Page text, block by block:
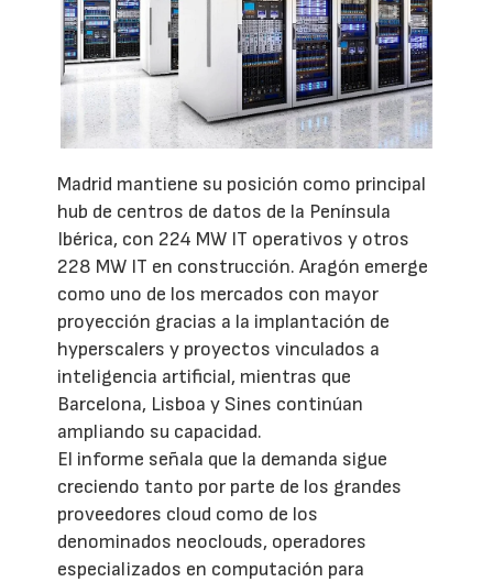
Madrid mantiene su posición como principal
hub de centros de datos de la Península
Ibérica, con 224 MW IT operativos y otros
228 MW IT en construcción. Aragón emerge
como uno de los mercados con mayor
proyección gracias a la implantación de
hyperscalers y proyectos vinculados a
inteligencia artificial, mientras que
Barcelona, Lisboa y Sines continúan
ampliando su capacidad.
El informe señala que la demanda sigue
creciendo tanto por parte de los grandes
proveedores cloud como de los
denominados neoclouds, operadores
especializados en computación para